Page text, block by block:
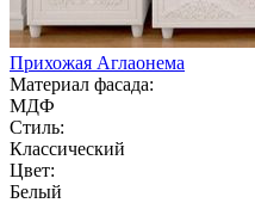
Прихожая Аглаонема
Материал фасада:
МДФ
Стиль:
Классический
Цвет:
Белый